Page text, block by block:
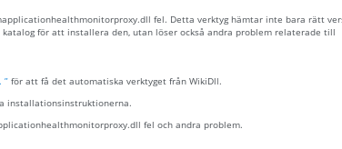
fel. Detta verktyg hämtar inte bara rätt
för att installera den, utan löser också andra problem relaterade till
” för att få det automatiska verktyget från WikiDll.
installationsinstruktionerna.
fel och andra problem.